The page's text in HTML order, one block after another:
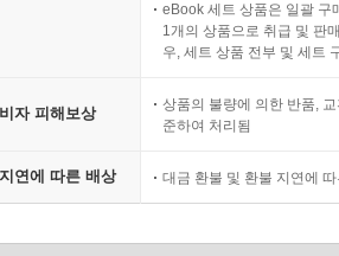
eBook 세트 상품은 일괄 구
1개의 상품으로 취급 및 판
우, 세트 상품 전부 및 세트
자 피해보상
상품의 불량에 의한 반품,
준하여 처리됨
연에 따른 배상 대금 환불 및 환불 지연에